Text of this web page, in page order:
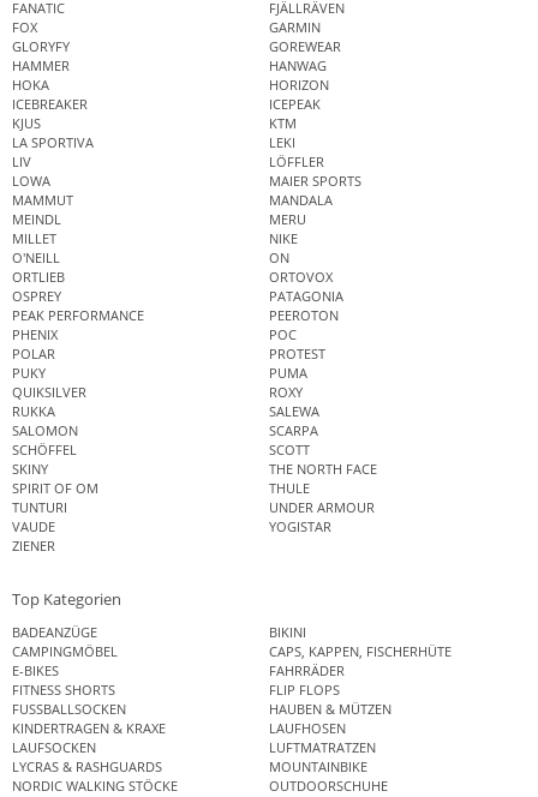
FANATIC
FJÄLLRÄVEN
FOX
GARMIN
GLORYFY
GOREWEAR
HAMMER
HANWAG
HOKA
HORIZON
ICEBREAKER
ICEPEAK
KJUS
KTM
LA SPORTIVA
LEKI
LIV
LÖFFLER
LOWA
MAIER SPORTS
MAMMUT
MANDALA
MEINDL
MERU
MILLET
NIKE
O'NEILL
ON
ORTLIEB
ORTOVOX
OSPREY
PATAGONIA
PEAK PERFORMANCE
PEEROTON
PHENIX
POC
POLAR
PROTEST
PUKY
PUMA
QUIKSILVER
ROXY
RUKKA
SALEWA
SALOMON
SCARPA
SCHÖFFEL
SCOTT
SKINY
THE NORTH FACE
SPIRIT OF OM
THULE
TUNTURI
UNDER ARMOUR
VAUDE
YOGISTAR
ZIENER
Top Kategorien
BADEANZÜGE
BIKINI
CAMPINGMÖBEL
CAPS, KAPPEN, FISCHERHÜTE
E-BIKES
FAHRRÄDER
FITNESS SHORTS
FLIP FLOPS
FUSSBALLSOCKEN
HAUBEN & MÜTZEN
KINDERTRAGEN & KRAXE
LAUFHOSEN
LAUFSOCKEN
LUFTMATRATZEN
LYCRAS & RASHGUARDS
MOUNTAINBIKE
NORDIC WALKING STÖCKE
OUTDOORSCHUHE